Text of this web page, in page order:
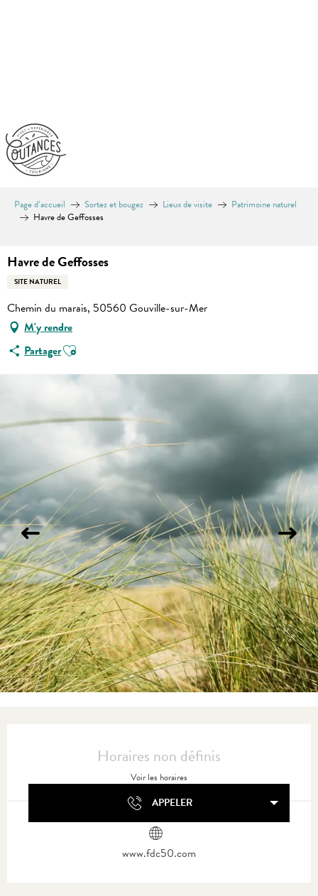
Page d’accueil Sortez et bougez Lieux de visite
Patrimoine naturel
Havre de Geffosses
Havre de Geffosses
SITE NATUREL
Chemin du marais, 50560 Gouville-sur-Mer
M'y rendre
PartagerAjouter aux favoris
Horaires non définis
Voir les horaires
APPELER
www.fdc50.com